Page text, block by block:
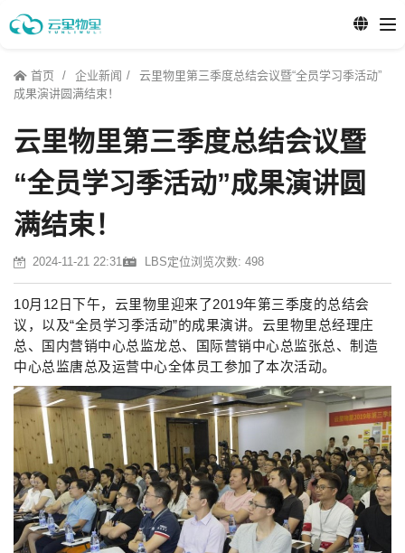
首页 企业新闻
云里物里第三季度总结会议暨“全员学习季活动”
成果演讲圆满结束！
云里物里第三季度总结会议暨
“全员学习季活动”成果演讲圆
满结束！
2024-11-21 22:31 LBS定位浏览次数: 498
10月12日下午，云里物里迎来了2019年第三季度的总结会
议，以及“全员学习季活动”的成果演讲。云里物里总经理庄
总、国内营销中心总监龙总、国际营销中心总监张总、制造
中心总监唐总及运营中心全体员工参加了本次活动。